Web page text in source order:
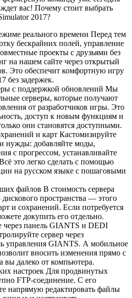
вас! Почему стоит выбрать
2017?
реального времени Перед тем
бескрайних полей, управление
проекты с друзьями без
на нашем сайте через открытый
Это обеспечит комфортную игру
без задержек.
с поддержкой обновлений Мы
серверы, которые получают
от разработчиков игры. Это
доступ к новым функциям и
они становятся доступными.
и карт Кастомизируйте
нужды: добавляйте моды,
с прогрессом, устанавливайте
это легко сделать с помощью
на русском языке с пошаговыми
файлов В стоимость сервера
пространства — этого
и сохранений. Если потребуется
докупить его отдельно.
через панель GIANTS и DEDI
сервер через
управления GIANTS. А мобильное
вносить изменения прямо с
вы далеко от компьютера.
настроек Для продвинутых
FTP-соединение. С его
напрямую редактировать файлы